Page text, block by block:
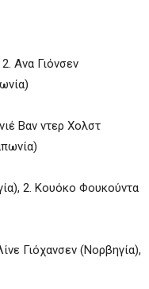
Ανα Γιόνσεν
Βαν ντερ Χολστ
2. Κουόκο Φουκούντα
Γιόχανσεν (Νορβηγία),